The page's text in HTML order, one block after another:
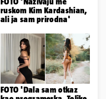
ruskom Kim Kardashian,
ali ja sam prirodna'
FOTO 'Dala sam otkaz